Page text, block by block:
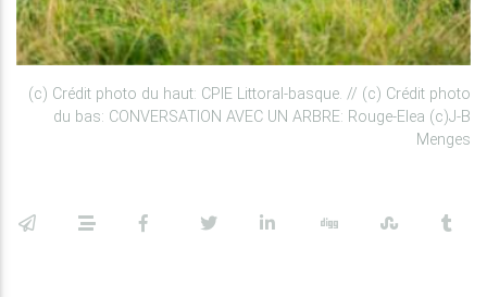
(c) Crédit photo du haut: CPIE Littoral-basque. // (c) Crédit photo
du bas: CONVERSATION AVEC UN ARBRE: Rouge-Elea (c)J-B
Menges